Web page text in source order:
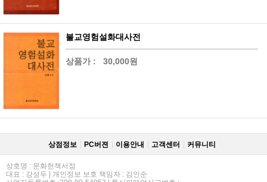
불교영험설화대사전
상품가 : 30,000원
상점정보 PC버젼 이용안내 고객센터 커뮤니티
상호명 : 문화헌책서점
대표 : 강성두 | 개인정보 보호 책임자 : 김인순